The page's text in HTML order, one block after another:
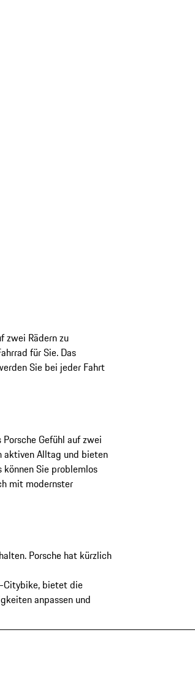
zwei Rädern zu
für Sie. Das
Sie bei jeder Fahrt
Gefühl auf zwei
aktiven Alltag und bieten
Sie problemlos
mit modernster
Porsche hat kürzlich
Citybike, bietet die
anpassen und